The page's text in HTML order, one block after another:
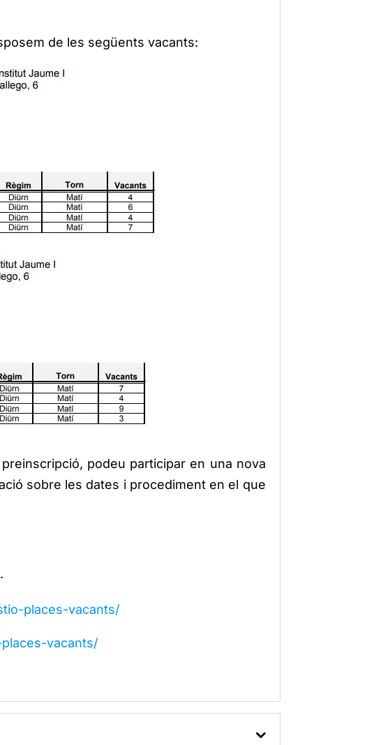
de les següents vacants:
podeu participar en una nova
sobre les dates i procediment en el que
places-vacants/
vacants/